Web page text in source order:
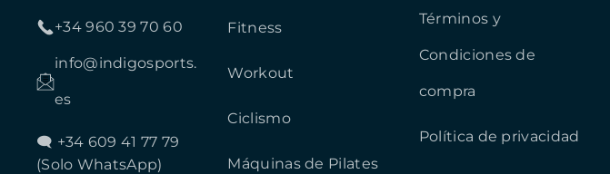
+34 960 39 70 60
info@indigosports.
es
🗨 +34 609 41 77 79
(Solo WhatsApp)
Fitness
Workout
Ciclismo
Máquinas de Pilates
Términos y
Condiciones de
compra
Política de privacidad